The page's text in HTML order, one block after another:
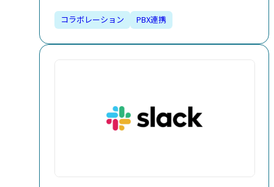
コラボレーション PBX連携​